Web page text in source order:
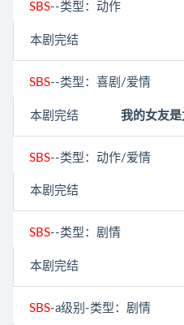
SBS--类型：动作
本剧完结
SBS--类型：喜剧/爱情
本剧完结 我的女友是
SBS--类型：动作/爱情
本剧完结
SBS--类型：剧情
本剧完结
SBS-a级别-类型：剧情